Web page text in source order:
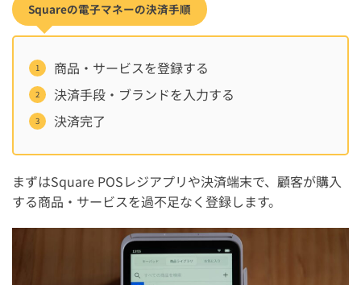
Squareの電子マネーの決済手順
商品・サービスを登録する
決済手段・ブランドを入力する
決済完了
まずはSquare POSレジアプリや決済端末で、顧客が購入
する商品・サービスを過不足なく登録します。